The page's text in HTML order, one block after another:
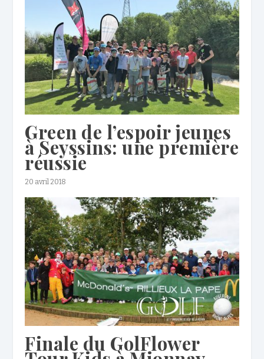
Green de l’espoir jeunes
à Seyssins: une première
réussie
20 avril 2018
Finale du GolFlower